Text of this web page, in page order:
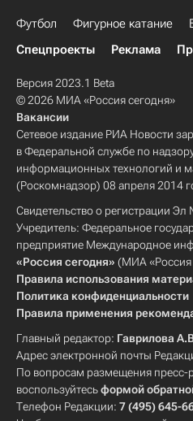
Футбол Фигурное катание
Спецпроекты
Реклама
Версия 2023.1 Beta
© 2026 МИА «Россия сегодня»
Вакансии
Сетевое издание РИА Новости
в Федеральной службе по
информационных технологий и
(Роскомнадзор) 08 апреля 2014
Свидетельство о регистрации
Учредитель: Федеральное
предприятие Международное
«Россия сегодня» (МИА «Россия
Правила использования
Политика конфиденциальности
Правила применения
Главный редактор: Гаврилова
Адрес электронной почты
По вопросам размещения пресс-
воспользуйтесьформой
Телефон Редакции: 7 (495) 645-